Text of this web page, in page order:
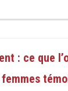
: ce que
femmes